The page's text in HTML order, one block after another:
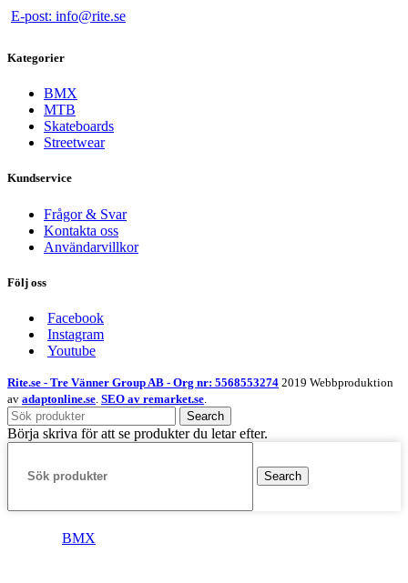
på
produktsidan
E-post: info@rite.se
Kategorier
BMX
MTB
Skateboards
Streetwear
Kundservice
Frågor & Svar
Kontakta oss
Användarvillkor
Följ oss
Facebook
Instagram
Youtube
Rite.se - Tre Vänner Group AB - Org nr: 5568553274 2019 Webbproduktion
av adaptonline.se SEO av remarket.se
Search
Börja skriva för att se produkter du letar efter.
Search
BMX